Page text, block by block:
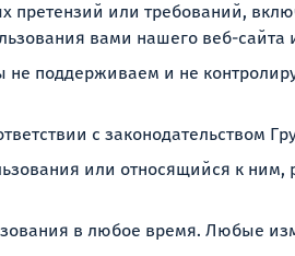
претензий или требований,
вами нашего веб-сайта
поддерживаем и не
с законодательством
или относящийся к ним,
в любое время. Любые